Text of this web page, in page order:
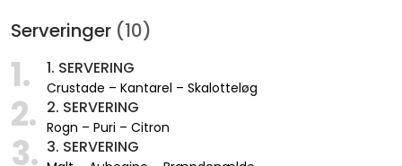
Serveringer (10)
1. 1. SERVERING
Crustade – Kantarel – Skalotteløg
2. 2. SERVERING
Rogn – Puri – Citron
3. 3. SERVERING